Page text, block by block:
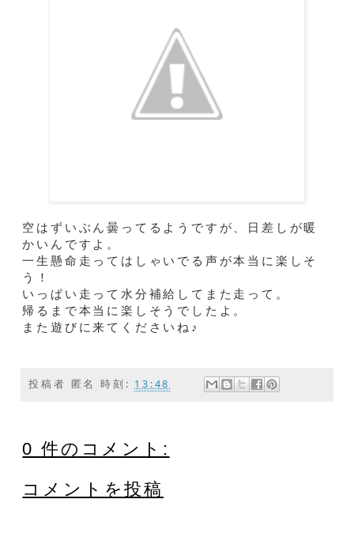
空はずいぶん曇ってるようですが、日差しが暖
かいんですよ。
一生懸命走ってはしゃいでる声が本当に楽しそ
う！
いっぱい走って水分補給してまた走って。
帰るまで本当に楽しそうでしたよ。
また遊びに来てくださいね♪
投稿者 匿名 時刻: 13:48
0 件のコメント:
コメントを投稿